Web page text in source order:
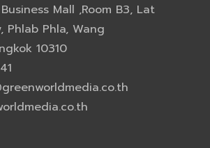
Mall ,Room B3, Lat
Phlab Phla, Wang
10310